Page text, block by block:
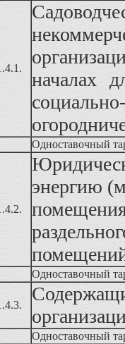
началах
Одноставочный
энергию
Одноставочный
Одноставочный